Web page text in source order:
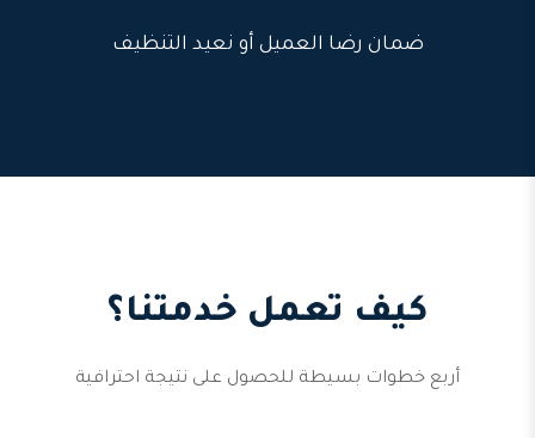
ضمان رضا العميل أو نعيد التنظيف
كيف تعمل خدمتنا؟
أربع خطوات بسيطة للحصول على نتيجة احترافية